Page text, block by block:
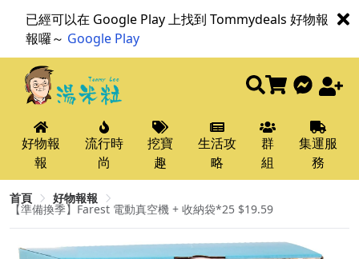
已經可以在 Google Play 上找到 Tommydeals 好物報
報囉～ Google Play
好物報
報
流行時
尚
挖寶
趣
生活攻
略
群
組
集運服
務
首頁 好物報報
【準備換季】Farest 電動真空機 + 收納袋*25 $19.59